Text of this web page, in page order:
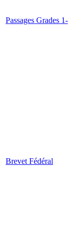
Passages Grades 1-
Brevet Fédéral